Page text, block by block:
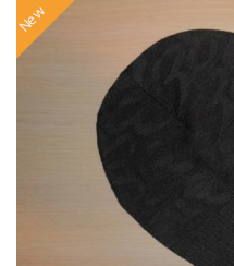
New